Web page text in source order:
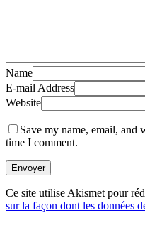
Name
E-mail Address
Website
Save my name, email, and
time I comment.
Envoyer
Ce site utilise Akismet pour
sur la façon dont les données